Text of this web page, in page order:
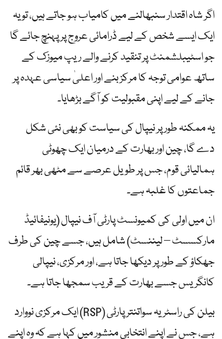
اگر شاہ اقتدار سنبھالنے میں کامیاب ہو جاتے ہیں، تو یہ
ایک ایسے شخص کے لیے ڈرامائی عروج پر پہنچ جائے گا
جو اسٹیبلشمنٹ پر تنقید کرنے والے ریپ میوزک کے
ساتھ عوامی توجہ کا مرکز بنے اور اعلیٰ سیاسی عہدہ پر
جانے کے لیے اپنی مقبولیت کو آگے بڑھایا۔
یہ ممکنہ طور پر نیپال کی سیاست کو بھی نئی شکل
دے گا، چین اور بھارت کے درمیان ایک چھوٹی
ہمالیائی قوم، جس پر طویل عرصے سے مٹھی بھر قائم
جماعتوں کا غلبہ ہے۔
ان میں اولی کی کمیونسٹ پارٹی آف نیپال (یونیفائیڈ
مارکسسٹ – لیننسٹ) شامل ہیں، جسے چین کی طرف
جھکاؤ کے طور پر دیکھا جاتا ہے، اور مرکزی، نیپالی
کانگریس جسے بھارت کے قریب سمجھا جاتا ہے۔
بیلن کی راسٹریہ سواتنتر پارٹی (RSP) ایک مرکزی نووارد
ہے، جس نے اپنے انتخابی منشور میں کہا ہے کہ وہ اپنے